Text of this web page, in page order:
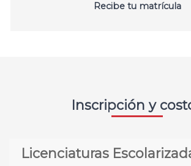
Recibe tu matrícula
Inscripción y
Licenciaturas